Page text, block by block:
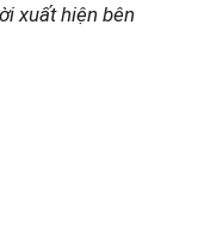
xuất hiện bên